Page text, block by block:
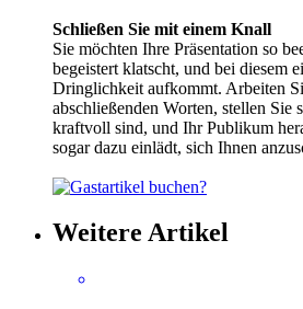
Schließen Sie mit einem Knall
Sie möchten Ihre Präsentation so
begeistert klatscht, und bei diesem
Dringlichkeit aufkommt. Arbeiten
abschließenden Worten, stellen Sie
kraftvoll sind, und Ihr Publikum
sogar dazu einlädt, sich Ihnen
Weitere Artikel